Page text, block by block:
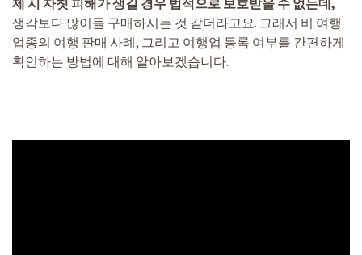
제 시 자칫 피해가 생길 경우 법적으로 보호받을 수 없는데,
생각보다 많이들 구매하시는 것 같더라고요. 그래서 비 여행
업종의 여행 판매 사례, 그리고 여행업 등록 여부를 간편하게
확인하는 방법에 대해 알아보겠습니다.